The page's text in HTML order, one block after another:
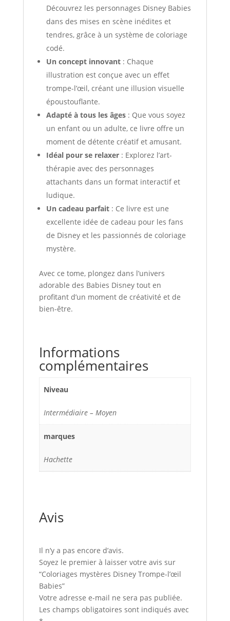
Découvrez les personnages Disney Babies
dans des mises en scène inédites et
tendres, grâce à un système de coloriage
codé.
Un concept innovant: Chaque
illustration est conçue avec un effet
trompe-l’œil, créant une illusion visuelle
époustouflante.
Adapté à tous les âges: Que vous soyez
un enfant ou un adulte, ce livre offre un
moment de détente créatif et amusant.
Idéal pour se relaxer: Explorez l’art-
thérapie avec des personnages
attachants dans un format interactif et
ludique.
Un cadeau parfait: Ce livre est une
excellente idée de cadeau pour les fans
de Disney et les passionnés de coloriage
mystère.
Avec ce tome, plongez dans l’univers
adorable des Babies Disney tout en
profitant d’un moment de créativité et de
bien-être.
Informations
complémentaires
Niveau
Intermédiaire – Moyen
marques
Hachette
Avis
Il n’y a pas encore d’avis.
Soyez le premier à laisser votre avis sur
“Coloriages mystères Disney Trompe-l’œil
Babies”
Votre adresse e-mail ne sera pas publiée.
Les champs obligatoires sont indiqués avec